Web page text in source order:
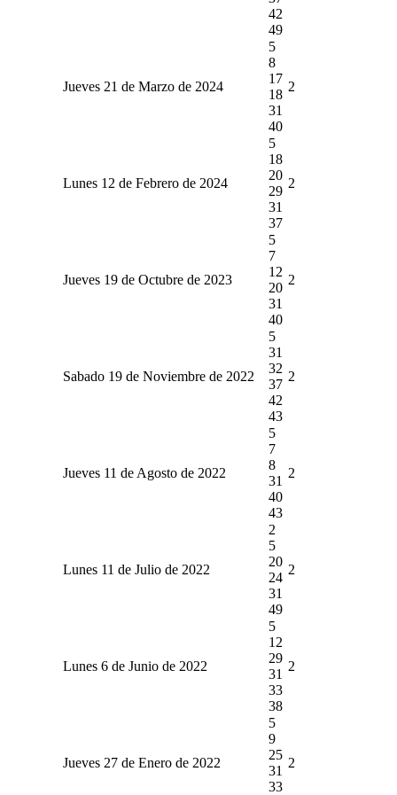
42
49
Jueves 21 de Marzo de 2024
5
8
17
18
31
40
2
Lunes 12 de Febrero de 2024
5
18
20
29
31
37
2
Jueves 19 de Octubre de 2023
5
7
12
20
31
40
2
Sabado 19 de Noviembre de 2022
5
31
32
37
42
43
2
Jueves 11 de Agosto de 2022
5
7
8
31
40
43
2
Lunes 11 de Julio de 2022
2
5
20
24
31
49
2
Lunes 6 de Junio de 2022
5
12
29
31
33
38
2
Jueves 27 de Enero de 2022
5
9
25
31
33
2